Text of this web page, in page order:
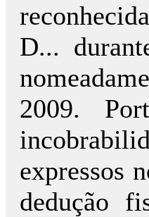
D...
2009.
expressos
dedução